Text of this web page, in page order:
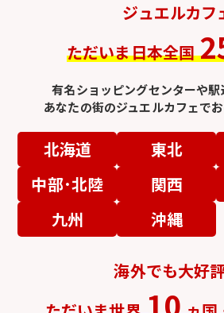
ジュエルカフ
ただいま日本全国
有名ショッピングセンターや駅
あなたの街のジュエルカフェで
北海道 東北
中部･北陸
関西
九州
沖縄
海外でも大好